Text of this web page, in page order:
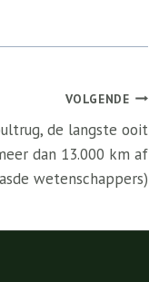
VOLGENDE
de langste ooit
dan 13.000 km af
wetenschappers)